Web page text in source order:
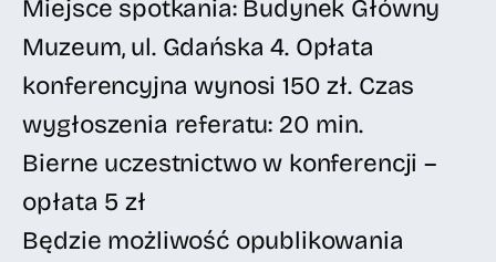
Miejsce spotkania: Budynek Główny
Muzeum, ul. Gdańska 4. Opłata
konferencyjna wynosi 150 zł. Czas
wygłoszenia referatu: 20 min.
Bierne uczestnictwo w konferencji –
opłata 5 zł
Będzie możliwość opublikowania